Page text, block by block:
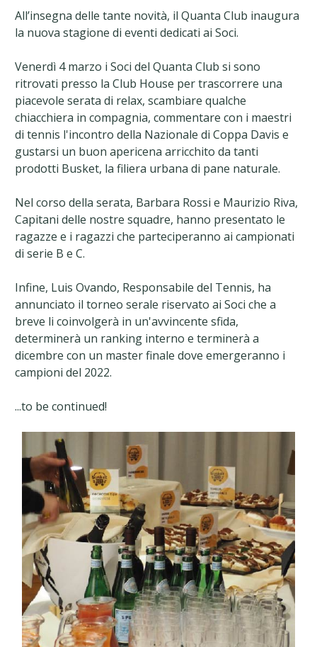
All’insegna delle tante novità, il Quanta Club inaugura
la nuova stagione di eventi dedicati ai Soci.
Venerdì 4 marzo i Soci del Quanta Club si sono
ritrovati presso la Club House per trascorrere una
piacevole serata di relax, scambiare qualche
chiacchiera in compagnia, commentare con i maestri
di tennis l'incontro della Nazionale di Coppa Davis e
gustarsi un buon apericena arricchito da tanti
prodotti Busket, la filiera urbana di pane naturale.
Nel corso della serata, Barbara Rossi e Maurizio Riva,
Capitani delle nostre squadre, hanno presentato le
ragazze e i ragazzi che parteciperanno ai campionati
di serie B e C.
Infine, Luis Ovando, Responsabile del Tennis, ha
annunciato il torneo serale riservato ai Soci che a
breve li coinvolgerà in un'avvincente sfida,
determinerà un ranking interno e terminerà a
dicembre con un master finale dove emergeranno i
campioni del 2022.
...to be continued!